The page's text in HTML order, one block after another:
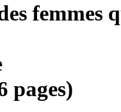
femmes
pages)